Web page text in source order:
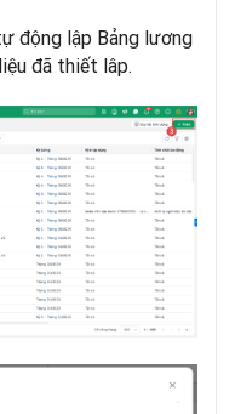
động lập Bảng lương
đã thiết lâp.